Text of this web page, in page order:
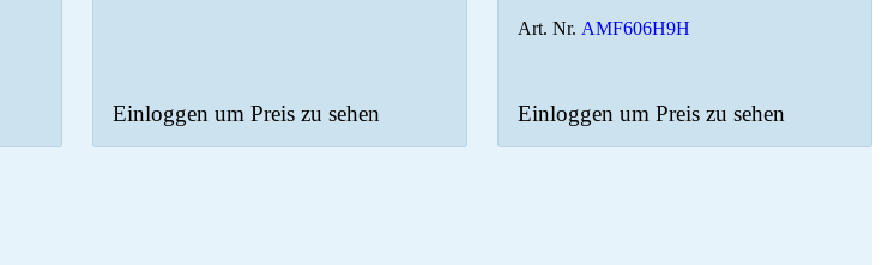
Einloggen um Preis zu sehen
Art. Nr. AMF606H9H
Einloggen um Preis zu sehen